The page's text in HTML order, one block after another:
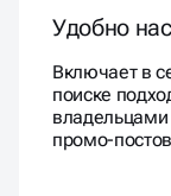
Удобно
Включает в
поиске
промо-